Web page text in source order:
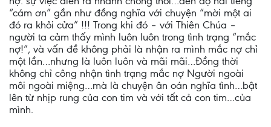
“cám ơn” gần như đồng nghĩa với chuyện “mời một ai
đó ra khỏi cửa” !!! Trong khi đó – với Thiên Chúa –
người ta cảm thấy mình luôn luôn trong tình trạng “mắc
nợ!”, và vấn đề không phải là nhận ra mình mắc nợ chỉ
một lần…nhưng là luôn luôn và mãi mãi…Đồng thời
không chỉ công nhận tình trạng mắc nợ Người ngoài
môi ngoài miệng…mà là chuyện ân oán nghĩa tình…bật
lên từ nhịp rung của con tim và với tất cả con tim…của
mình.